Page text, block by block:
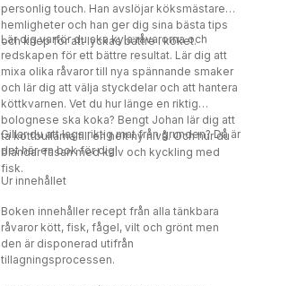
personlig touch. Han avslöjar köksmästarens
hemligheter och han ger dig sina bästa tips
och knep för att lyckas bättre i köket.
Lär dig varför du ska kyla råvarorna och
redskapen för ett bättre resultat. Lär dig att
mixa olika råvaror till nya spännande smaker
och lär dig att välja styckdelar och att hantera
köttkvarnen. Vet du hur länge en riktig
bolognese ska koka? Bengt Johan lär dig att
ta köttbullarna till en helt ny nivå. Och hur du
blandar fasan med kalv och kyckling med
fisk.
Gillar du att laga riktig mat från grunden? Då är
det här en bok för dig!
Ur innehållet
Boken innehåller recept från alla tänkbara
råvaror kött, fisk, fågel, vilt och grönt men
den är disponerad utifrån
tillagningsprocessen.